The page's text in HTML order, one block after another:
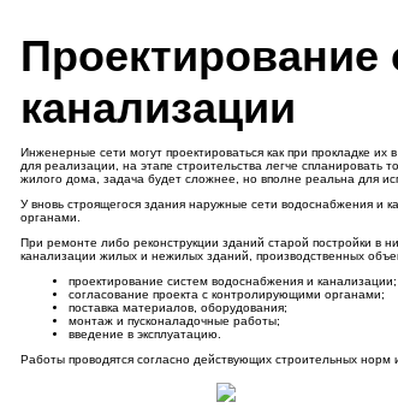
канализации
Инженерные сети могут проектироваться как при прокладке
для реализации, на этапе строительства легче спланировать
жилого дома, задача будет сложнее, но вполне реальна для
У вновь строящегося здания наружные сети водоснабжения и
органами.
При ремонте либо реконструкции зданий старой постройки в
канализации жилых и нежилых зданий, производственных
проектирование систем водоснабжения и канализации;
согласование проекта с контролирующими органами;
поставка материалов, оборудования;
монтаж и пусконаладочные работы;
введение в эксплуатацию.
Работы проводятся согласно действующих строительных норм